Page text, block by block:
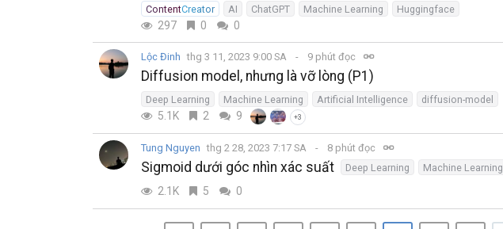
ContentCreator AI ChatGPT Machine Learning Huggingface
297 0 0
Lộc Đinh thg 3 11, 2023 9:00 SA 9 phút đọc
Diffusion model, nhưng là vỡ lòng (P1)
Deep Learning Machine Learning Artificial Intelligence diffusion-model
5.1K 2 9 +3
Tung Nguyen thg 2 28, 2023 7:17 SA 8 phút đọc
Sigmoid dưới góc nhìn xác suất Deep Learning Machine Learning
2.1K 5 0